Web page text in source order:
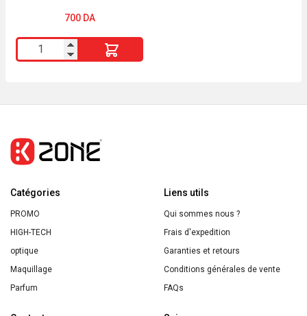
700 DA
quantité
de
à
Pointe
Boîte
en
Métal
de
10
Catégories
PROMO
HIGH-TECH
optique
Maquillage
Parfum
Liens utils
Qui sommes nous ?
Frais d'expedition
Garanties et retours
Conditions générales de vente
FAQs